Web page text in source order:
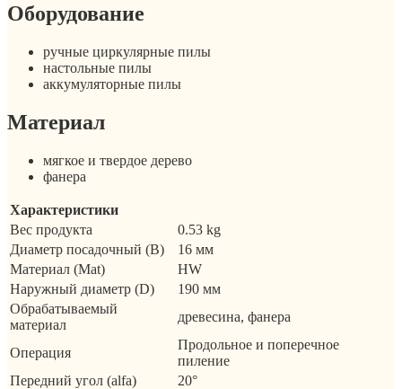
Оборудование
ручные циркулярные пилы
настольные пилы
аккумуляторные пилы
Материал
мягкое и твердое дерево
фанера
Характеристики
Вес продукта
0.53 kg
Диаметр посадочный (B)
16 мм
Материал (Mat)
HW
Наружный диаметр (D)
190 мм
Обрабатываемый
материал
древесина, фанера
Операция
Продольное и поперечное
пиление
Передний угол (alfa)
20°